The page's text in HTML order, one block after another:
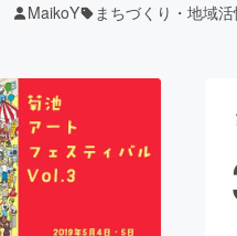
テクノロジー・ガジェット
映像・映画
MaikoY まちづくり・地域